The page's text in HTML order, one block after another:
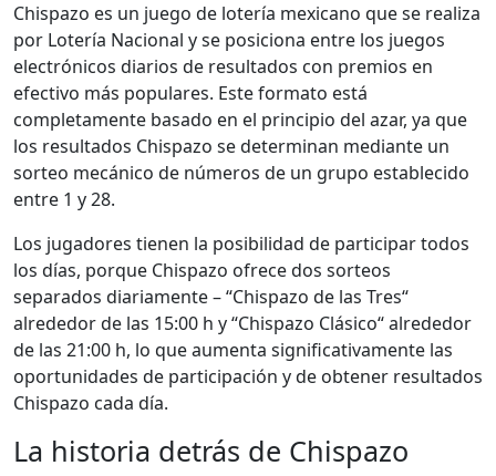
Chispazo es un juego de lotería mexicano que se realiza
por Lotería Nacional y se posiciona entre los juegos
electrónicos diarios de resultados con premios en
efectivo más populares. Este formato está
completamente basado en el principio del azar, ya que
los resultados Chispazo se determinan mediante un
sorteo mecánico de números de un grupo establecido
entre 1 y 28.
Los jugadores tienen la posibilidad de participar todos
los días, porque Chispazo ofrece dos sorteos
separados diariamente – “Chispazo de las Tres“
alrededor de las 15:00 h y “Chispazo Clásico“ alrededor
de las 21:00 h, lo que aumenta significativamente las
oportunidades de participación y de obtener resultados
Chispazo cada día.
La historia detrás de Chispazo